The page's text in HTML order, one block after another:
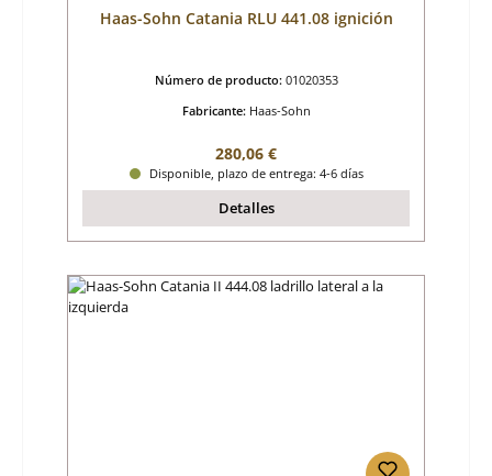
Haas-Sohn Catania RLU 441.08 ignición
Número de producto: 01020353
Fabricante: Haas-Sohn
Precio normal:
280,06 €
Disponible, plazo de entrega: 4-6 días
Detalles